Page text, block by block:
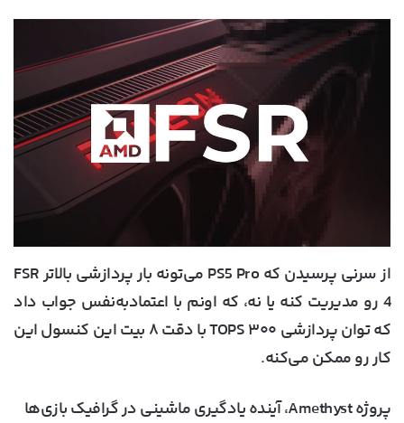
از سرنی پرسیدن که PS5 Pro می‌تونه بار پردازشی بالاتر FSR
4 رو مدیریت کنه یا نه، که اونم با اعتمادبه‌نفس جواب داد
که توان پردازشی ۳۰۰ TOPS با دقت ۸ بیت این کنسول این
کار رو ممکن می‌کنه.
پروژه Amethyst، آینده یادگیری ماشینی در گرافیک بازی‌ها